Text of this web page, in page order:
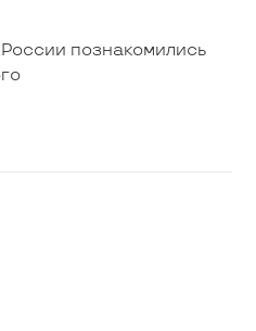
познакомились